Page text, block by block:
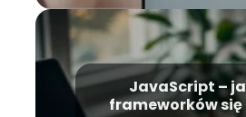
JavaScript –
frameworków się